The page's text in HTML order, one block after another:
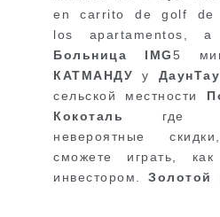
en carrito de golf
los apartamentos,
Больница IMG5
КАТМАНДУ y
сельской местности
Кокоталь
где вы
невероятные
сможете играть, как
инвестором. Золотой